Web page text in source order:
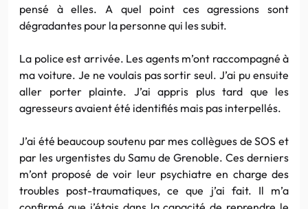
pensé à elles. A quel point ces agressions sont
dégradantes pour la personne qui les subit.
La police est arrivée. Les agents m’ont raccompagné à
ma voiture. Je ne voulais pas sortir seul. J’ai pu ensuite
aller porter plainte. J’ai appris plus tard que les
agresseurs avaient été identifiés mais pas interpellés.
J’ai été beaucoup soutenu par mes collègues de SOS et
par les urgentistes du Samu de Grenoble. Ces derniers
m’ont proposé de voir leur psychiatre en charge des
troubles post-traumatiques, ce que j’ai fait. Il m’a